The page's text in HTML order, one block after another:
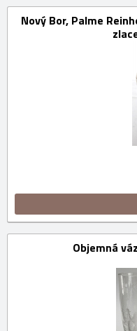
Nový Bor, Palme
Objemná